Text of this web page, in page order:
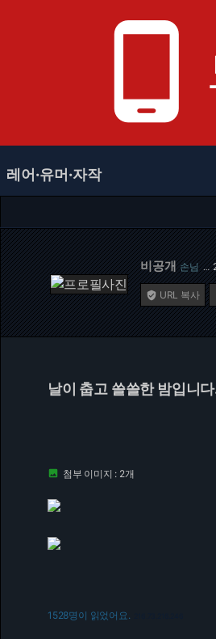
phone_android
레어·유머·자작
비공개 손님 …
 URL 복사
날이 춥고 쓸쓸한 밤입니
 첨부 이미지 : 2개
1528명이 읽었어요.